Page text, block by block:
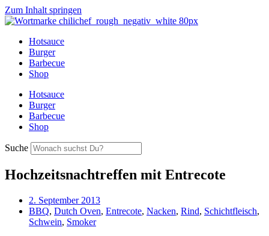
Zum Inhalt springen
Hotsauce
Burger
Barbecue
Shop
Hotsauce
Burger
Barbecue
Shop
Suche
Hochzeitsnachtreffen mit Entrecote
2. September 2013
BBQ, Dutch Oven, Entrecote, Nacken, Rind, Schichtfleisch,
Schwein, Smoker